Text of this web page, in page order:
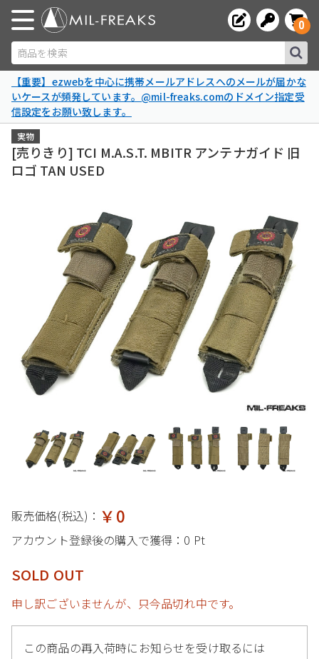
商品を検索
0
【重要】ezwebを中心に携帯メールアドレスへのメールが届かな
いケースが頻発しています。@mil-freaks.comのドメイン指定受
信設定をお願い致します。
実物
[売りきり] TCI M.A.S.T. MBITR アンテナガイド 旧
ロゴ TAN USED
販売価格(税込)： ￥0
アカウント登録後の購入で獲得： 0 Pt
SOLD OUT
申し訳ございませんが、只今品切れ中です。
この商品の再入荷時にお知らせを受け取るには